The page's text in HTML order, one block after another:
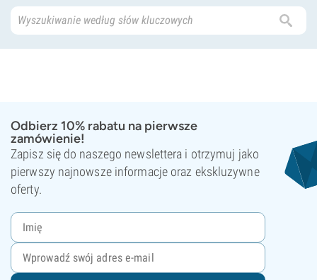
Odbierz 10% rabatu na pierwsze
zamówienie!
Zapisz się do naszego newslettera i otrzymuj jako
pierwszy najnowsze informacje oraz ekskluzywne
oferty.